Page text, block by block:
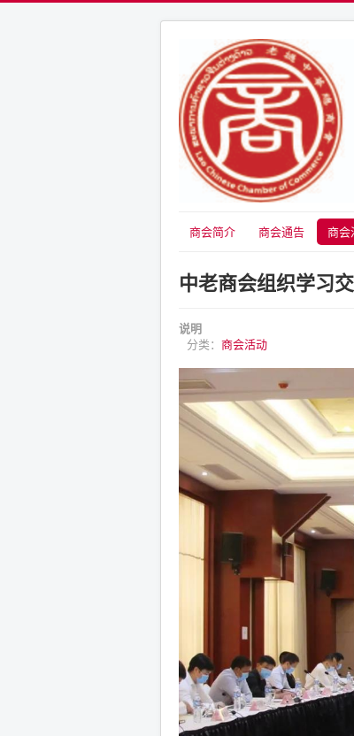
商会简介 商会通告 商会
中老商会组织学习
说明
分类： 商会活动